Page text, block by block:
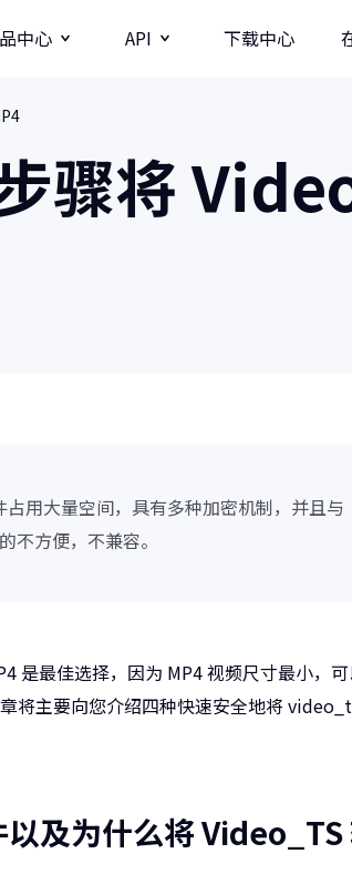
中心
牛学长录屏工具
多种录制方式/直播录制/课程模板
API
牛学长图片增强API
下载中心
骤将
用大量空间，具有多种加密机制，并且与
不方便，不兼容。
是最佳选择，因为 MP4 视频尺寸最小，
将主要向您介绍四种快速安全地将
及为什么将 Video_TS